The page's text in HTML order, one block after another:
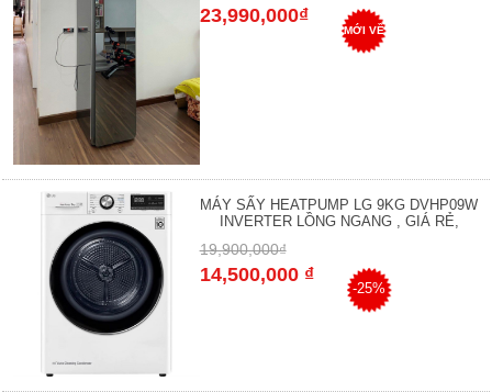
23,990,000₫
MỚI VỀ
MÁY SẤY HEATPUMP LG 9KG DVHP09W
INVERTER LỒNG NGANG , GIÁ RẺ,
19,900,000₫
14,500,000 ₫
-25%